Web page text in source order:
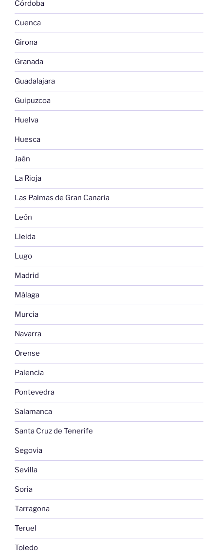
Córdoba
Cuenca
Girona
Granada
Guadalajara
Guipuzcoa
Huelva
Huesca
Jaén
La Rioja
Las Palmas de Gran Canaria
León
Lleida
Lugo
Madrid
Málaga
Murcia
Navarra
Orense
Palencia
Pontevedra
Salamanca
Santa Cruz de Tenerife
Segovia
Sevilla
Soria
Tarragona
Teruel
Toledo